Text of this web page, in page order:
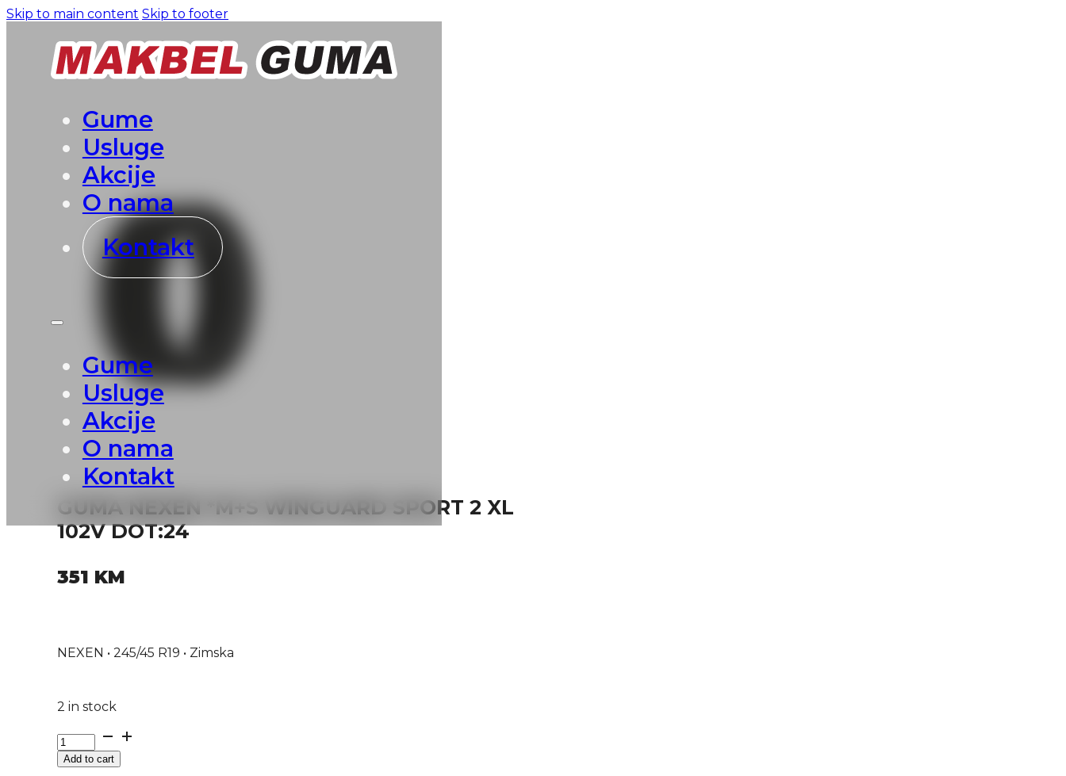
Skip to main content Skip to footer
Gume
Usluge
Akcije
O nama
Kontakt
Gume
Usluge
Akcije
O nama
Kontakt
GUMA NEXEN *M+S WINGUARD SPORT 2 XL
102V DOT:24
351 KM
NEXEN • 245/45 R19 • Zimska
2 in stock
GUMA
NEXEN
*M+S
Add to cart